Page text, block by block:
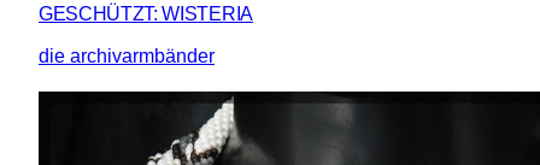
GESCHÜTZT: WISTERIA
die archivarmbänder